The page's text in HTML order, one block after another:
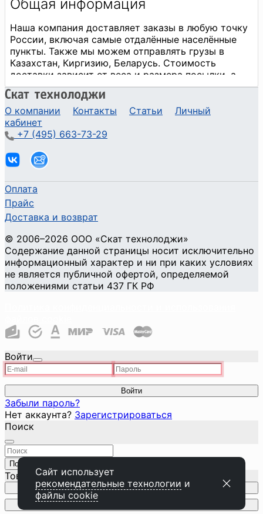
О компании Контакты Статьи
Личный
кабинет
+7 (495) 663-73-29
Оплата
Прайс
Доставка и возврат
© 2006–2026 ООО «Скат технолоджи»
Содержание данной страницы носит исключительно
информационный характер и ни при каких условиях
не является публичной офертой, определяемой
положениями статьи 437 ГК РФ
Войти
Войти
Забыли пароль?
Нет аккаунта? Зарегистрироваться
Поиск
Поиск
Товар добавлен в корзину
Перейти к корзине
Сайт использует
рекомендательные технологии и
файлы cookie